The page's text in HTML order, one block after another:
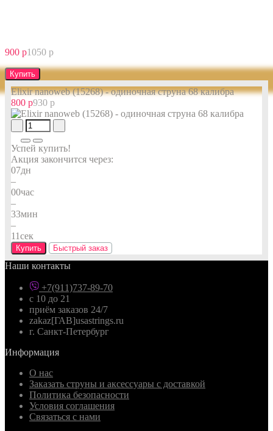
900 р1050 р
Купить
Elixir nanoweb (15268) - одиночная струна 68 калибра
800 р930 р
Успей купить!
Акция закончится через:
07дн
–
00час
–
33мин
–
10сек
Купить Быстрый заказ
Наши контакты
+7(911)737-89-70
с 10 до 21
приём заказов 24/7
zakaz[ГАВ]usastrings.ru
г. Санкт-Петербург
Информация
О нас
Заказать струны и аксессуары с доставкой
Политика безопасности
Условия соглашения
Связаться с нами